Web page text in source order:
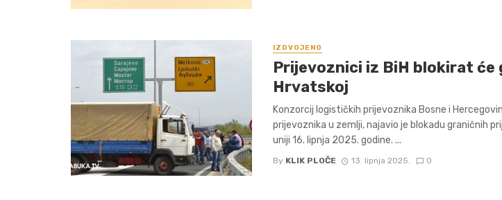
IZDVOJENO
Prijevoznici iz BiH blokirat će
Hrvatskoj
Konzorcij logističkih prijevoznika Bosne i
prijevoznika u zemlji, najavio je blokadu graničnih
uniji 16. lipnja 2025. godine. ...
By KLIK PLOČE 13. lipnja 2025. 0